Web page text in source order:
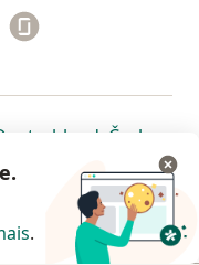
separador
novo separador
Linkedin
abre num novo
novo separador
num novoabre num
Česko
separador
novo separador
abre num novoabre num
abre
num novo
Agende agora sua
.